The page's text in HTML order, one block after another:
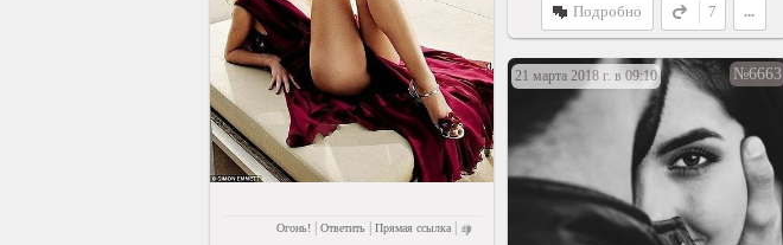
Огонь! Ответить Прямая ссылка
Подробно 7 ...
21 марта 2018 г. в 09:10 №6663